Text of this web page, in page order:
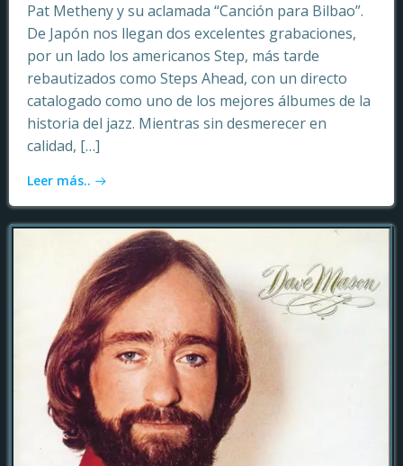
Pat Metheny y su aclamada “Canción para Bilbao”.
De Japón nos llegan dos excelentes grabaciones,
por un lado los americanos Step, más tarde
rebautizados como Steps Ahead, con un directo
catalogado como uno de los mejores álbumes de la
historia del jazz. Mientras sin desmerecer en
calidad, […]
Leer más..